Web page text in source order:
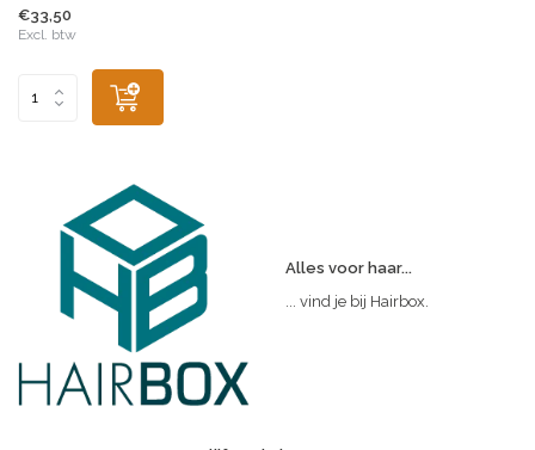
€33,50
Excl. btw
Alles voor haar...
... vind je bij Hairbox.